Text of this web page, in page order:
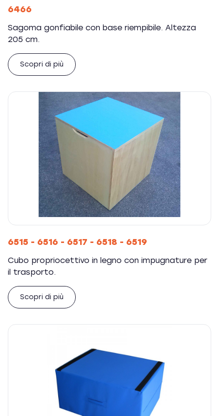
6466
Sagoma gonfiabile con base riempibile. Altezza
205 cm.
Scopri di più
6515 - 6516 - 6517 - 6518 - 6519
Cubo propriocettivo in legno con impugnature per
il trasporto.
Scopri di più